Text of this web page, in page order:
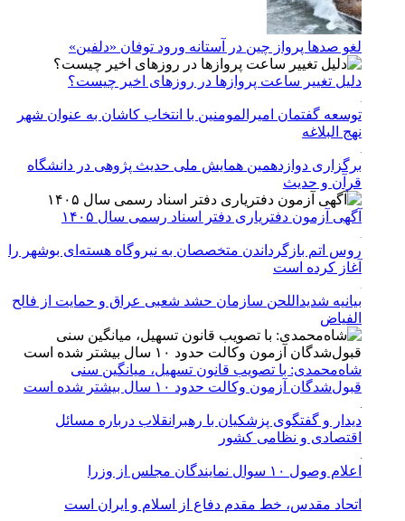
لغو صدها پرواز چین در آستانه ورود توفان «دلفین»
دلیل تغییر ساعت پروازها در روزهای اخیر چیست؟
توسعه گفتمان امیرالمومنین با انتخاب کاشان به عنوان شهر
نهج البلاغه
برگزاری دوازدهمین همایش ملی حدیث پژوهی در دانشگاه
قرآن و حدیث
آگهی آزمون دفتریاری دفتر اسناد رسمی سال ۱۴۰۵
روس اتم بازگرداندن متخصصان به نیروگاه هسته‌ای بوشهر را
آغاز کرده است
بیانیه شدیداللحن سازمان حشد شعبی عراق و حمایت از فالح
الفیاض
شاه‌محمدی: با تصویب قانون تسهیل، میانگین سنی
قبول‌شدگان آزمون وکالت حدود ۱۰ سال بیشتر شده است
دیدار و گفتگوی پزشکیان با رهبرانقلاب درباره مسائل
اقتصادی و نظامی کشور
اعلام وصول ۱۰ سوال نمایندگان مجلس از وزرا
اتحاد مقدس، خط مقدم دفاع از اسلام و ایران است